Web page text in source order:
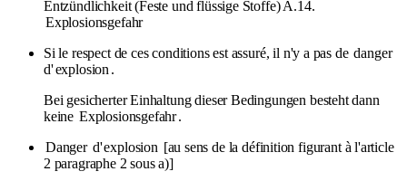
Entzündlichkeit (Feste und flüssige Stoffe) A.14.
Explosionsgefahr
Si le respect de ces conditions est assuré, il n'y a pas de danger
d'explosion .
Bei gesicherter Einhaltung dieser Bedingungen besteht dann
keine Explosionsgefahr.
Danger d'explosion [au sens de la définition figurant à l'article
2 paragraphe 2 sous a)]